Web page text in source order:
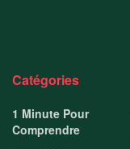
Catégories
1 Minute Pour
Comprendre